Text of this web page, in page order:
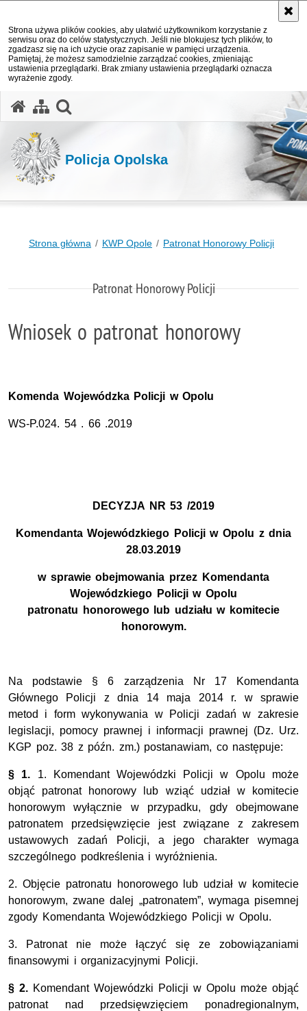
Strona używa plików cookies, aby ułatwić użytkownikom korzystanie z
serwisu oraz do celów statystycznych. Jeśli nie blokujesz tych plików, to
zgadzasz się na ich użycie oraz zapisanie w pamięci urządzenia.
Pamiętaj, że możesz samodzielnie zarządzać cookies, zmieniając
ustawienia przeglądarki. Brak zmiany ustawienia przeglądarki oznacza
wyrażenie zgody.
Policja Opolska
Strona główna KWP Opole Patronat Honorowy Policji
Patronat Honorowy Policji
Wniosek o patronat honorowy
Komenda Wojewódzka Policji w Opolu
WS-P.024. 54 . 66 .2019
DECYZJA NR 53 /2019
Komendanta Wojewódzkiego Policji w Opolu z dnia
28.03.2019
w sprawie obejmowania przez Komendanta
Wojewódzkiego Policji w Opolu
patronatu honorowego lub udziału w komitecie
honorowym.
Na podstawie § 6 zarządzenia Nr 17 Komendanta
Głównego Policji z dnia 14 maja 2014 r. w sprawie
metod i form wykonywania w Policji zadań w zakresie
legislacji, pomocy prawnej i informacji prawnej (Dz. Urz.
KGP poz. 38 z późn. zm.) postanawiam, co następuje:
§ 1. 1. Komendant Wojewódzki Policji w Opolu może
objąć patronat honorowy lub wziąć udział w komitecie
honorowym wyłącznie w przypadku, gdy obejmowane
patronatem przedsięwzięcie jest związane z zakresem
ustawowych zadań Policji, a jego charakter wymaga
szczególnego podkreślenia i wyróżnienia.
2. Objęcie patronatu honorowego lub udział w komitecie
honorowym, zwane dalej „patronatem”, wymaga pisemnej
zgody Komendanta Wojewódzkiego Policji w Opolu.
3. Patronat nie może łączyć się ze zobowiązaniami
finansowymi i organizacyjnymi Policji.
§ 2. Komendant Wojewódzki Policji w Opolu może objąć
patronat nad przedsięwzięciem ponadregionalnym,